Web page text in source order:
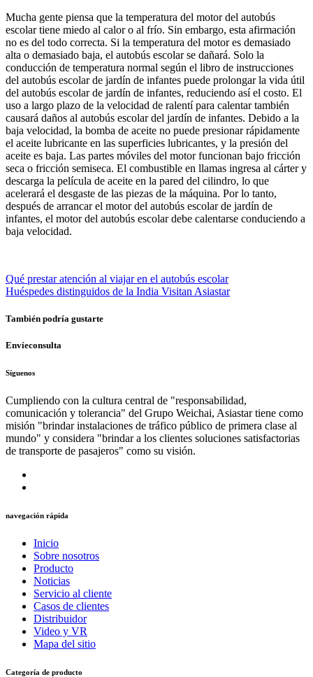
Mucha gente piensa que la temperatura del motor del autobús
escolar tiene miedo al calor o al frío. Sin embargo, esta afirmación
no es del todo correcta. Si la temperatura del motor es demasiado
alta o demasiado baja, el autobús escolar se dañará. Solo la
conducción de temperatura normal según el libro de instrucciones
del autobús escolar de jardín de infantes puede prolongar la vida útil
del autobús escolar de jardín de infantes, reduciendo así el costo. El
uso a largo plazo de la velocidad de ralentí para calentar también
causará daños al autobús escolar del jardín de infantes. Debido a la
baja velocidad, la bomba de aceite no puede presionar rápidamente
el aceite lubricante en las superficies lubricantes, y la presión del
aceite es baja. Las partes móviles del motor funcionan bajo fricción
seca o fricción semiseca. El combustible en llamas ingresa al cárter y
descarga la película de aceite en la pared del cilindro, lo que
acelerará el desgaste de las piezas de la máquina. Por lo tanto,
después de arrancar el motor del autobús escolar de jardín de
infantes, el motor del autobús escolar debe calentarse conduciendo a
baja velocidad.
Qué prestar atención al viajar en el autobús escolar
Huéspedes distinguidos de la India Visitan Asiastar
También podría gustarte
Envíeconsulta
Síguenos
Cumpliendo con la cultura central de "responsabilidad,
comunicación y tolerancia" del Grupo Weichai, Asiastar tiene como
misión "brindar instalaciones de tráfico público de primera clase al
mundo" y considera "brindar a los clientes soluciones satisfactorias
de transporte de pasajeros" como su visión.
navegación rápida
Inicio
Sobre nosotros
Producto
Noticias
Servicio al cliente
Casos de clientes
Distribuidor
Video y VR
Mapa del sitio
Categoría de producto